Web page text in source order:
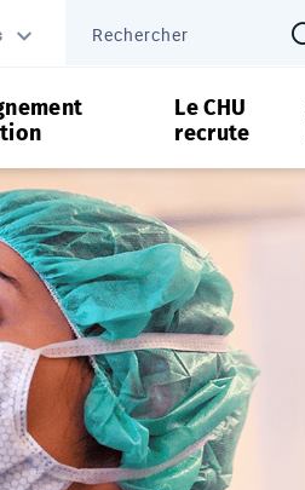
Le CHU
recrute